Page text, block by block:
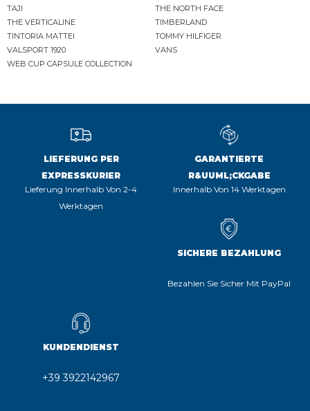
TAJI
THE NORTH FACE
THE VERTICALINE
TIMBERLAND
TINTORIA MATTEI
TOMMY HILFIGER
VALSPORT 1920
VANS
WEB CUP CAPSULE COLLECTION
LIEFERUNG PER
EXPRESSKURIER
Lieferung Innerhalb Von 2-4
Werktagen
GARANTIERTE
R&UUML;CKGABE
Innerhalb Von 14 Werktagen
SICHERE BEZAHLUNG
Bezahlen Sie Sicher Mit PayPal
KUNDENDIENST
+39 3922142967